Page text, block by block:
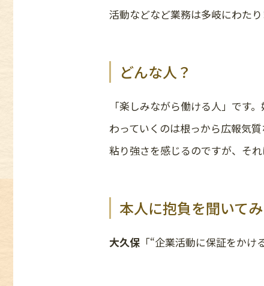
活動などなど業務は多岐にわたり
どんな人？
「楽しみながら働ける人」です
わっていくのは根っから広報気
粘り強さを感じるのですが、そ
本人に抱負を聞いて
大久保 「“企業活動に保証をか